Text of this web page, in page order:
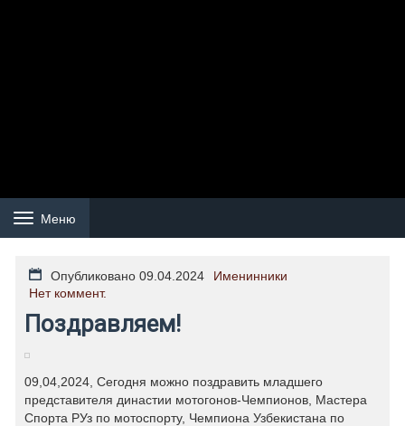
Навигация
Меню
Опубликовано 09.04.2024
Именинники
Нет коммент.
Поздравляем!
09,04,2024, Сегодня можно поздравить младшего
представителя династии мотогонов-Чемпионов, Мастера
Спорта РУз по мотоспорту, Чемпиона Узбекистана по